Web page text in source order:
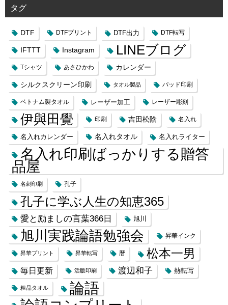
タグ
DTF DTFプリント DTF出力 DTF転写
IFTTT Instagram LINEブログ
Tシャツ あさひかわ カレンダー
シルクスクリーン印刷 タオル製品 パッド印刷
ベトナム製タオル レーザー加工 レーザー彫刻
伊與田覺 印刷 吉田松陰 名入れ
名入れカレンダー 名入れタオル 名入れライター
名入れ印刷ばっかりする贈答
品屋
名刺印刷 孔子
孔子に学ぶ人生の知恵365
愛と励ましの言葉366日 旭川
旭川実践論語勉強会 昇華インク
昇華プリント 昇華転写 暦 松本一男
毎日更新 活版印刷 渡辺和子 熱転写
粗品タオル 論語